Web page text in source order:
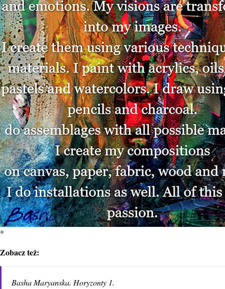
*
Zobacz też:
Basha Maryanska. Horyzonty 1.